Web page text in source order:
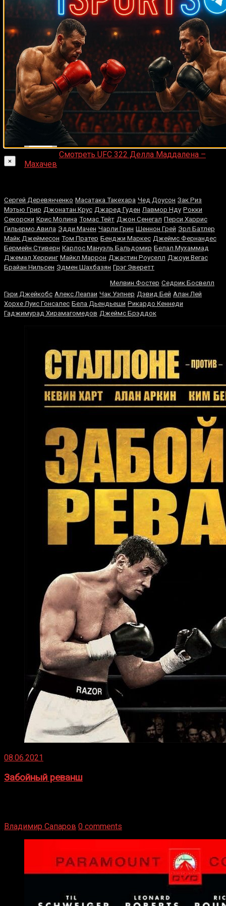
ДЕНИС onЧто хотите видеть на сайте?
Денис on Рой Джонс-младший
Ляяляляляояо onСмотреть UFC 324: Гэйтжи –
Пимблетт
Смотреть UFC 322 Делла Маддалена –
Махачев
Сергей Деревянченко Масатака Такехара Чед Доусон Зак Риз
Мэтью Грир Джонатан Крус Джаред Гуден Лавмор Нду Рокки
Секорски Крис Молина Томас Тейт Джон Сенегал Перси Харрис
Гильермо Авила Эдди Мачен Чарли Грин Шеннон Грей Эрл Батлер
Майк Джеймесон Том Пратер Бенджи Маркес Джеймс Фернандес
Бермейн Стиверн Карлос Мануэль Бальдомир Белал Мухаммад
Джемал Херринг Майкл Маррон Джастин Роуселл Джоуи Вегас
Брайан Нильсен Эдмен Шахбазян Грэг Эверетт
Мелвин Фостер Седрик Босвелл
Гэри Джейкобс Алекс Леапаи Чак Уэпнер Дэвид Бей Алан Лей
Хорхе Луис Гонсалес Бела Дьендьеши Рикардо Кеннеди
Гаджимурад Хирамагомедов Джеймс Брэддок
08.06.2021
Забойный реванш
Владимир Сапаров 0 comments
×